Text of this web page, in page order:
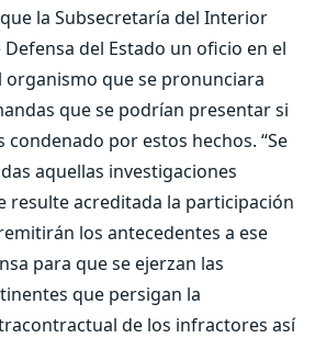
la Subsecretaría del Interior
del Estado un oficio en el
organismo que se pronunciara
que se podrían presentar si
condenado por estos hechos. “Se
aquellas investigaciones
resulte acreditada la participación
los antecedentes a ese
para que se ejerzan las
que persigan la
de los infractores así